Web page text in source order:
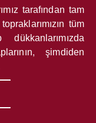
tarafından tam
tüm
şimdiden